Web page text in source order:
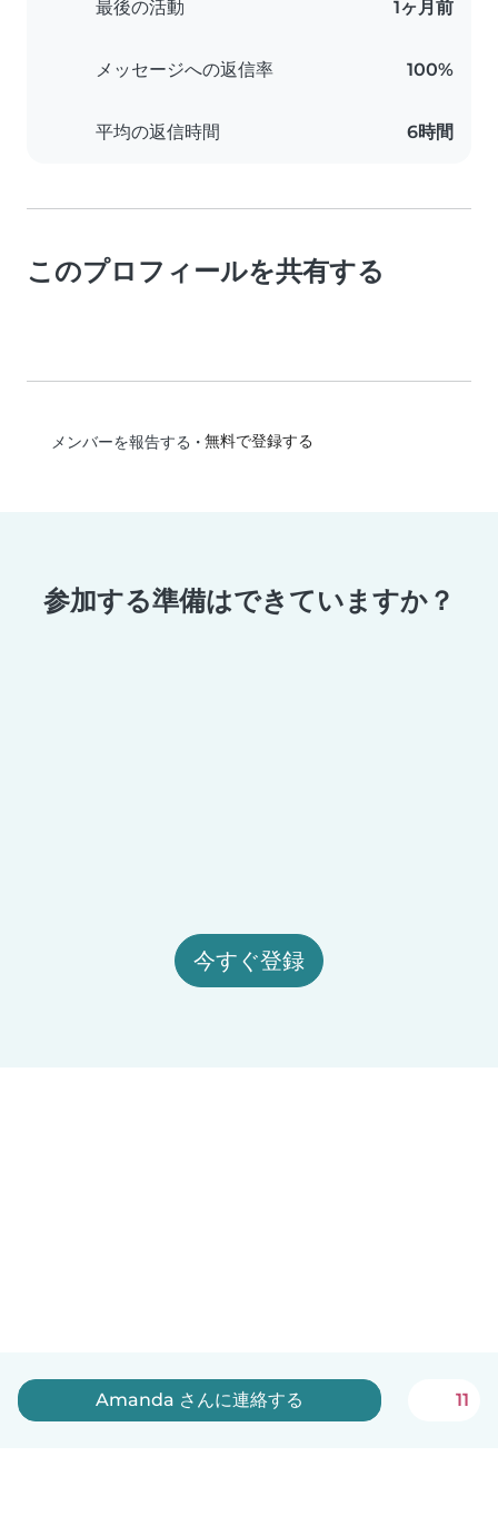
最後の活動 1ヶ月前
メッセージへの返信率 100%
平均の返信時間 6時間
このプロフィールを共有する
メンバーを報告する • 無料で登録する
参加する準備はできていますか？
今すぐ登録
Amanda さんに連絡する 11